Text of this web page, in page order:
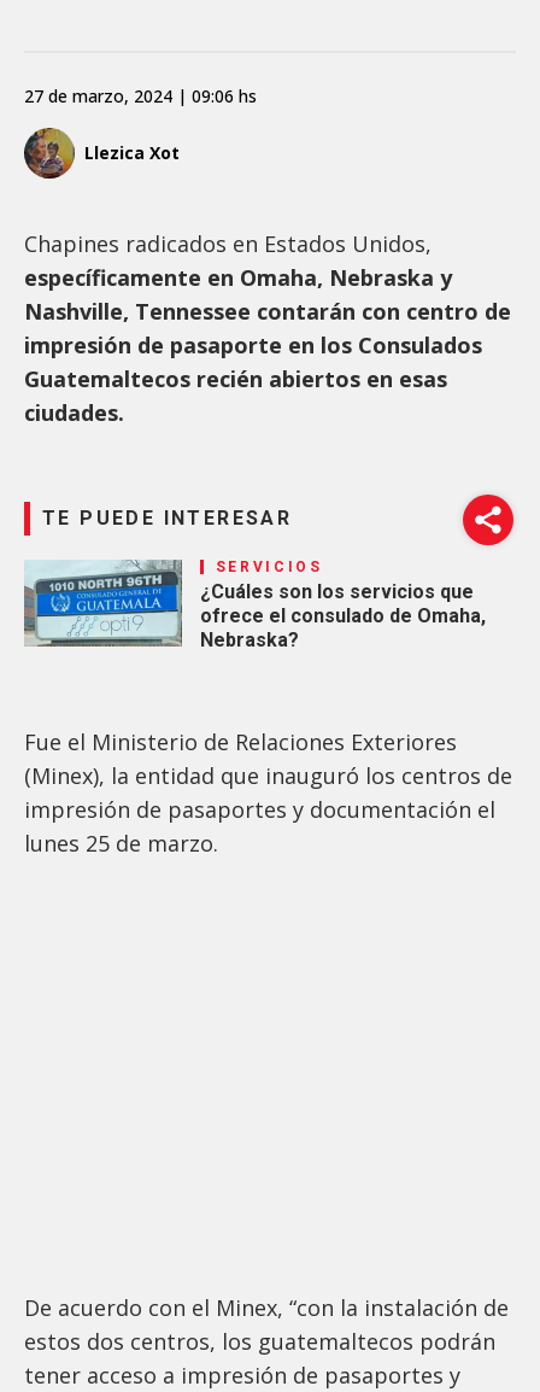
Llezica Xot
27 de marzo, 2024 | 09:06 hs
Chapines radicados en Estados Unidos,
específicamente en Omaha, Nebraska y
Nashville, Tennessee contarán con centro de
impresión de pasaporte en los Consulados
Guatemaltecos recién abiertos en esas
ciudades.
TE PUEDE INTERESAR
SERVICIOS
¿Cuáles son los servicios que
ofrece el consulado de Omaha,
Nebraska?
Fue el Ministerio de Relaciones Exteriores
(Minex), la entidad que inauguró los centros de
impresión de pasaportes y documentación el
lunes 25 de marzo.
De acuerdo con el Minex, “con la instalación de
estos dos centros, los guatemaltecos podrán
tener acceso a impresión de pasaportes y